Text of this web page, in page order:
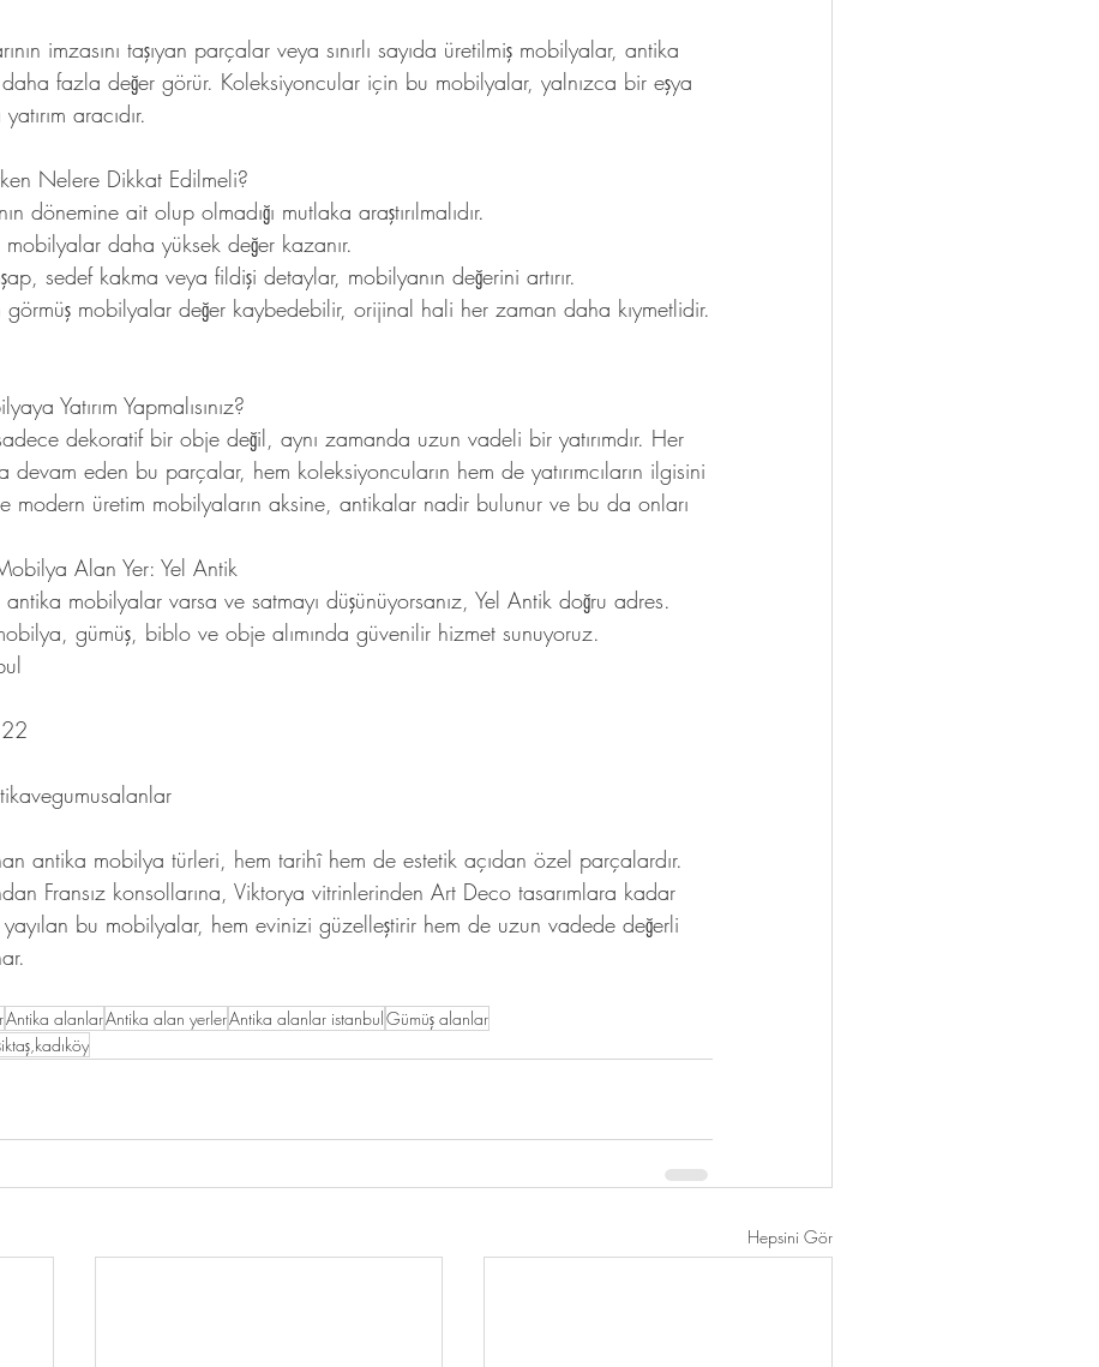
imzasını taşıyan parçalar veya sınırlı sayıda üretilmiş mobilyalar, antika
fazla değer görür. Koleksiyoncular için bu mobilyalar, yalnızca bir eşya
aracıdır.
Nelere Dikkat Edilmeli?
dönemine ait olup olmadığı mutlaka araştırılmalıdır.
daha yüksek değer kazanır.
sedef kakma veya fildişi detaylar, mobilyanın değerini artırır.
görmüş mobilyalar değer kaybedebilir, orijinal hali her zaman daha kıymetlidir.
Yatırım Yapmalısınız?
dekoratif bir obje değil, aynı zamanda uzun vadeli bir yatırımdır. Her
devam eden bu parçalar, hem koleksiyoncuların hem de yatırımcıların ilgisini
modern üretim mobilyaların aksine, antikalar nadir bulunur ve bu da onları
Alan Yer: Yel Antik
mobilyalar varsa ve satmayı düşünüyorsanız, Yel Antik doğru adres.
gümüş, biblo ve obje alımında güvenilir hizmet sunuyoruz.
antika mobilya türleri, hem tarihî hem de estetik açıdan özel parçalardır.
Fransız konsollarına, Viktorya vitrinlerinden Art Deco tasarımlara kadar
bu mobilyalar, hem evinizi güzelleştirir hem de uzun vadede değerli
Antika alanlarAntika alan yerlerAntika alanlar istanbulGümüş alanlar
Hepsini Gör